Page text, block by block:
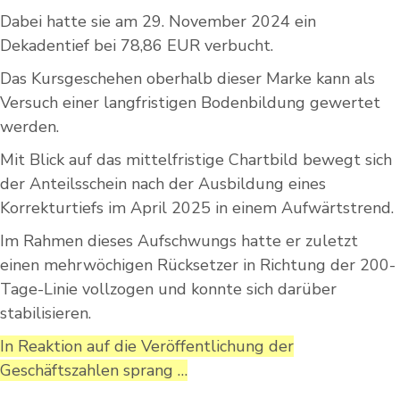
Dabei hatte sie am 29. November 2024 ein
Dekadentief bei 78,86 EUR verbucht.
Das Kursgeschehen oberhalb dieser Marke kann als
Versuch einer langfristigen Bodenbildung gewertet
werden.
Mit Blick auf das mittelfristige Chartbild bewegt sich
der Anteilsschein nach der Ausbildung eines
Korrekturtiefs im April 2025 in einem Aufwärtstrend.
Im Rahmen dieses Aufschwungs hatte er zuletzt
einen mehrwöchigen Rücksetzer in Richtung der 200-
Tage-Linie vollzogen und konnte sich darüber
stabilisieren.
In Reaktion auf die Veröffentlichung der
Geschäftszahlen sprang …